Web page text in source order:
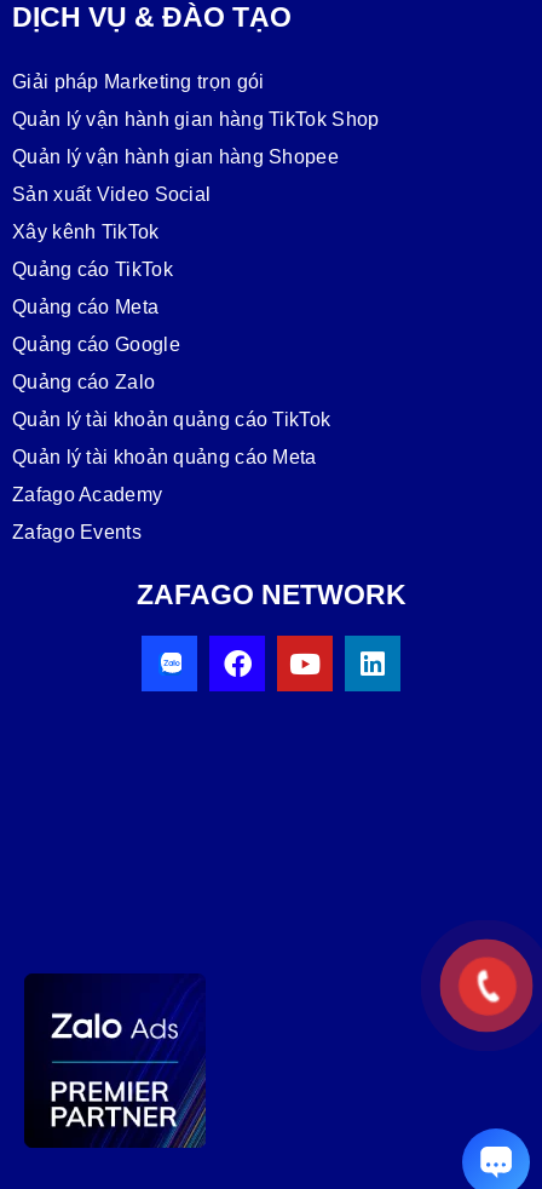
DỊCH VỤ & ĐÀO TẠO
Giải pháp Marketing trọn gói
Quản lý vận hành gian hàng TikTok Shop
Quản lý vận hành gian hàng Shopee
Sản xuất Video Social
Xây kênh TikTok
Quảng cáo TikTok
Quảng cáo Meta
Quảng cáo Google
Quảng cáo Zalo
Quản lý tài khoản quảng cáo TikTok
Quản lý tài khoản quảng cáo Meta
Zafago Academy
Zafago Events
ZAFAGO NETWORK